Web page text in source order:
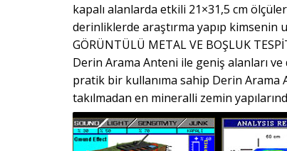
kapalı alanlarda etkili 21×31,5 cm
derinliklerde araştırma yapıp kimsenin
GÖRÜNTÜLÜ METAL VE BOŞLUK
Derin Arama Anteni ile geniş alanları
pratik bir kullanıma sahip Derin Arama
takılmadan en mineralli zemin